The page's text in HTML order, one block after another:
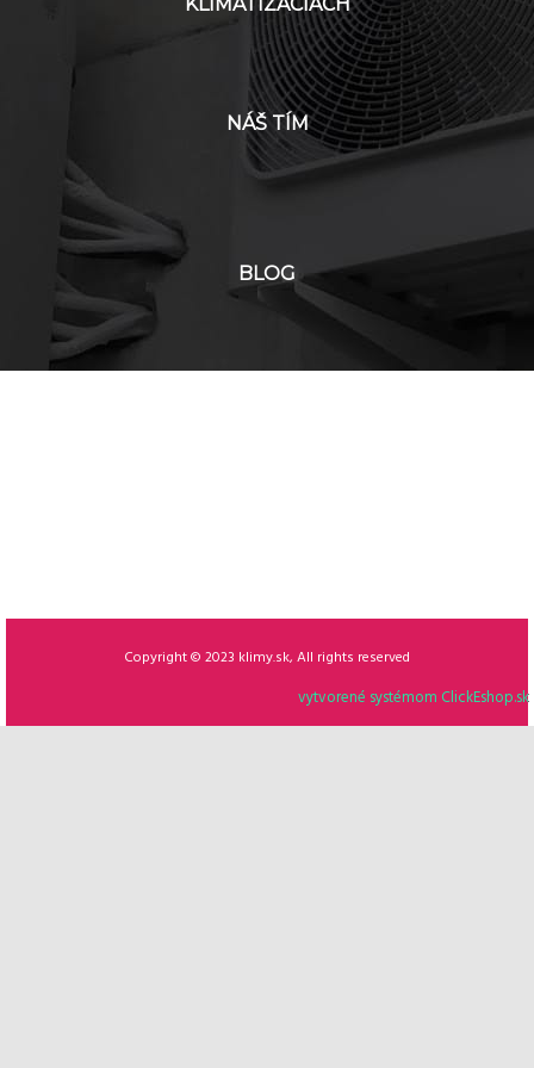
NÁŠ TÍM
BLOG
Copyright © 2023 klimy.sk, All rights reserved
vytvorené systémom ClickEshop.sk